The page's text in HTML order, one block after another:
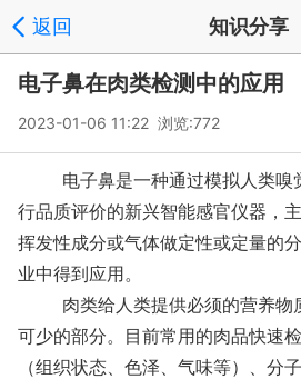
返回 知识分享
电子鼻在肉类检测中的应用
2023-01-06 11:22 浏览:772
电子鼻是一种通过模拟人类嗅
行品质评价的新兴智能感官仪器，
挥发性成分或气体做定性或定量的
业中得到应用。
肉类给人类提供必须的营养物
可少的部分。目前常用的肉品快速
（组织状态、色泽、气味等）、分